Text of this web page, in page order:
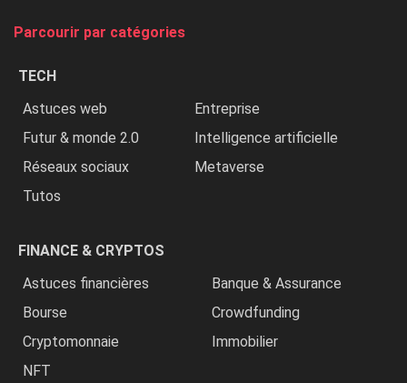
Parcourir par catégories
TECH
Astuces web
Entreprise
Futur & monde 2.0
Intelligence artificielle
Réseaux sociaux
Metaverse
Tutos
FINANCE & CRYPTOS
Astuces financières
Banque & Assurance
Bourse
Crowdfunding
Cryptomonnaie
Immobilier
NFT